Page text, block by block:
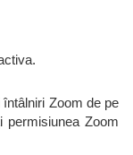
Zoom de pe
Zoom